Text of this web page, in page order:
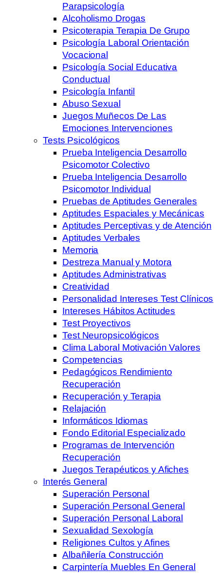
Parapsicología
Alcoholismo Drogas
Psicoterapia Terapia De Grupo
Psicología Laboral Orientación
Vocacional
Psicología Social Educativa
Conductual
Psicología Infantil
Abuso Sexual
Juegos Muñecos De Las
Emociones Intervenciones
Tests Psicológicos
Prueba Inteligencia Desarrollo
Psicomotor Colectivo
Prueba Inteligencia Desarrollo
Psicomotor Individual
Pruebas de Aptitudes Generales
Aptitudes Espaciales y Mecánicas
Aptitudes Perceptivas y de Atención
Aptitudes Verbales
Memoria
Destreza Manual y Motora
Aptitudes Administrativas
Creatividad
Personalidad Intereses Test Clínicos
Intereses Hábitos Actitudes
Test Proyectivos
Test Neuropsicológicos
Clima Laboral Motivación Valores
Competencias
Pedagógicos Rendimiento
Recuperación
Recuperación y Terapia
Relajación
Informáticos Idiomas
Fondo Editorial Especializado
Programas de Intervención
Recuperación
Juegos Terapéuticos y Afiches
Interés General
Superación Personal
Superación Personal General
Superación Personal Laboral
Sexualidad Sexología
Religiones Cultos y Afines
Albañilería Construcción
Carpintería Muebles En General